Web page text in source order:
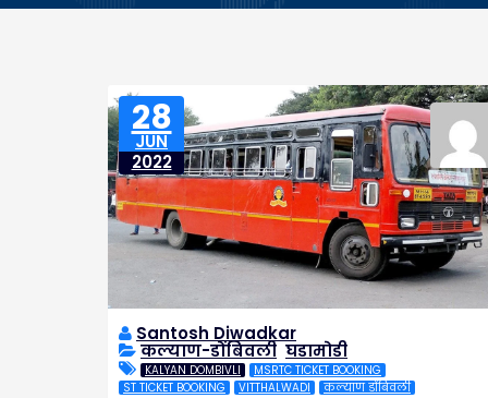
28
JUN
2022
Santosh Diwadkar
कल्याण-डोंबिवली घडामोडी
KALYAN DOMBIVLI
MSRTC TICKET BOOKING
ST TICKET BOOKING
VITTHALWADI कल्याण डोंबिवली